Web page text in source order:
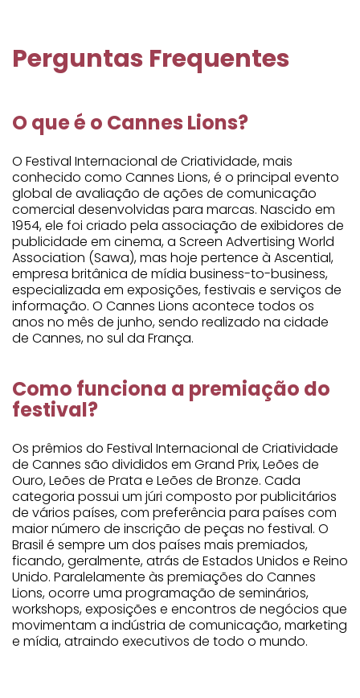
Perguntas Frequentes
O que é o Cannes Lions?
O Festival Internacional de Criatividade, mais
conhecido como Cannes Lions, é o principal evento
global de avaliação de ações de comunicação
comercial desenvolvidas para marcas. Nascido em
1954, ele foi criado pela associação de exibidores de
publicidade em cinema, a Screen Advertising World
Association (Sawa), mas hoje pertence à Ascential,
empresa britânica de mídia business-to-business,
especializada em exposições, festivais e serviços de
informação. O Cannes Lions acontece todos os
anos no mês de junho, sendo realizado na cidade
de Cannes, no sul da França.
Como funciona a premiação do
festival?
Os prêmios do Festival Internacional de Criatividade
de Cannes são divididos em Grand Prix, Leões de
Ouro, Leões de Prata e Leões de Bronze. Cada
categoria possui um júri composto por publicitários
de vários países, com preferência para países com
maior número de inscrição de peças no festival. O
Brasil é sempre um dos países mais premiados,
ficando, geralmente, atrás de Estados Unidos e Reino
Unido. Paralelamente às premiações do Cannes
Lions, ocorre uma programação de seminários,
workshops, exposições e encontros de negócios que
movimentam a indústria de comunicação, marketing
e mídia, atraindo executivos de todo o mundo.